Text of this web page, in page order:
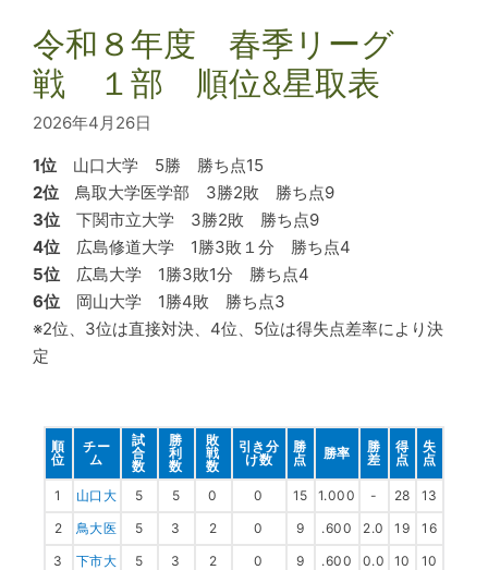
令和８年度 春季リーグ
戦 １部 順位&星取表
2026年4月26日
1位 山口大学 5勝 勝ち点15
2位 鳥取大学医学部 3勝2敗 勝ち点9
3位 下関市立大学 3勝2敗 勝ち点9
4位 広島修道大学 1勝3敗１分 勝ち点4
5位 広島大学 1勝3敗1分 勝ち点4
6位 岡山大学 1勝4敗 勝ち点3
※2位、3位は直接対決、4位、5位は得失点差率により決
定
順
位
チー
ム
試
合
数
勝
利
数
敗
戦
数
引き分
け数
勝
点
勝率
勝
差
得
点
失
点
1 山口大 5 5 0 0 15 1.000 - 28
13
2
鳥大医 5 3 2 0 9 .600 2.0 19
16
3
下市大 5 3 2 0 9 .600 0.0 10
10